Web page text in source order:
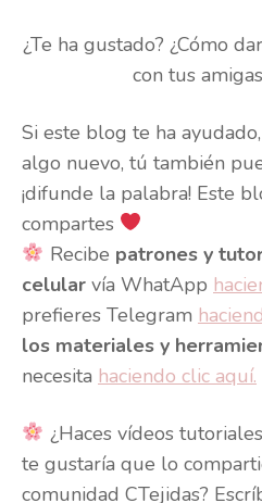
¿Te ha gustado? ¿Cómo
con tus
Si este blog te ha
algo nuevo, tú también
¡difunde la palabra! Este
compartes
Recibe patrones y
celular vía WhatApp
prefieres Telegram
los materiales y
necesita haciendo clic aquí.
¿Haces vídeos
te gustaría que lo
comunidad CTejidas?